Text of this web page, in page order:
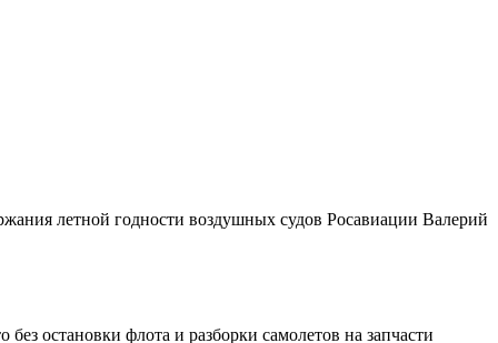
летной годности воздушных судов Росавиации Валерий
остановки флота и разборки самолетов на запчасти